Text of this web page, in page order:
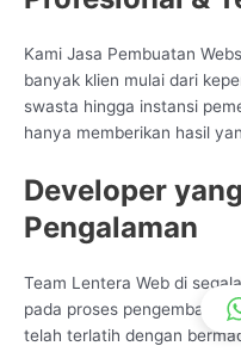
Kami Jasa Pembuatan
banyak klien mulai dari
swasta hingga instansi
hanya memberikan hasil
Developer
Pengalaman
Team Lentera Web di
pada proses
telah terlatih dengan